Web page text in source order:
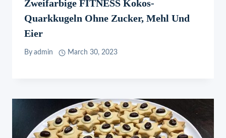
Zweifarbige FITNESS Kokos-
Quarkkugeln Ohne Zucker, Mehl Und
Eier
By admin March 30, 2023